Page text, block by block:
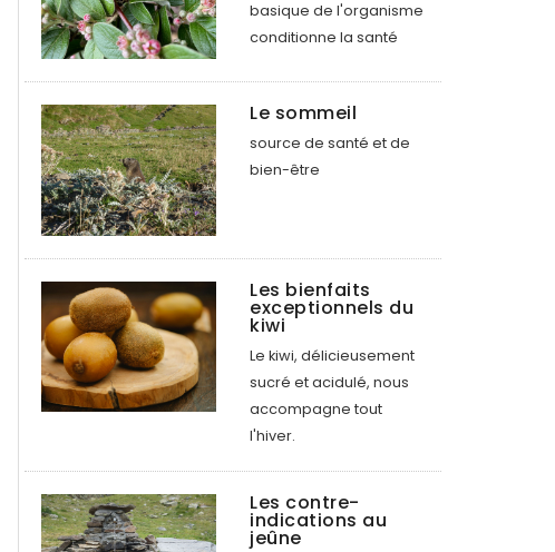
basique de l'organisme
conditionne la santé
Le sommeil
source de santé et de
bien-être
Les bienfaits
exceptionnels du
kiwi
Le kiwi, délicieusement
sucré et acidulé, nous
accompagne tout
l'hiver.
Les contre-
indications au
jeûne